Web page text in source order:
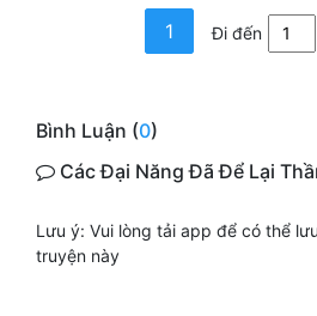
Trọng Sinh
1 Đi đến
Bình Luận (0)
Các Đại Năng Đã Để Lại
Lưu ý: Vui lòng tải app để có thể
truyện này